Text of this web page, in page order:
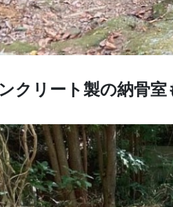
クリート製の納骨